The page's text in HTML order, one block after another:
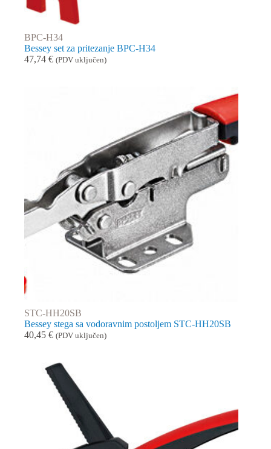
BPC-H34
Bessey set za pritezanje BPC-H34
47,74 € (PDV uključen)
STC-HH20SB
Bessey stega sa vodoravnim postoljem STC-HH20SB
40,45 € (PDV uključen)